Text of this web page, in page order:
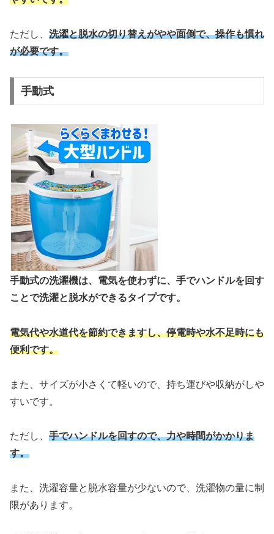
ただし、 洗濯と脱水の切り替えがやや面倒で、操作も慣れ
が必要です。
手動式
手動式の洗濯機は、電気を使わずに、手でハンドルを回す
ことで洗濯と脱水ができるタイプです。
電気代や水道代を節約できますし、停電時や水不足時にも
便利です。
また、サイズが小さくて軽いので、持ち運びや収納がしや
すいです。
ただし、 手でハンドルを回すので、力や時間がかかりま
す。
また、洗濯容量と脱水容量が少ないので、洗濯物の量に制
限があります。